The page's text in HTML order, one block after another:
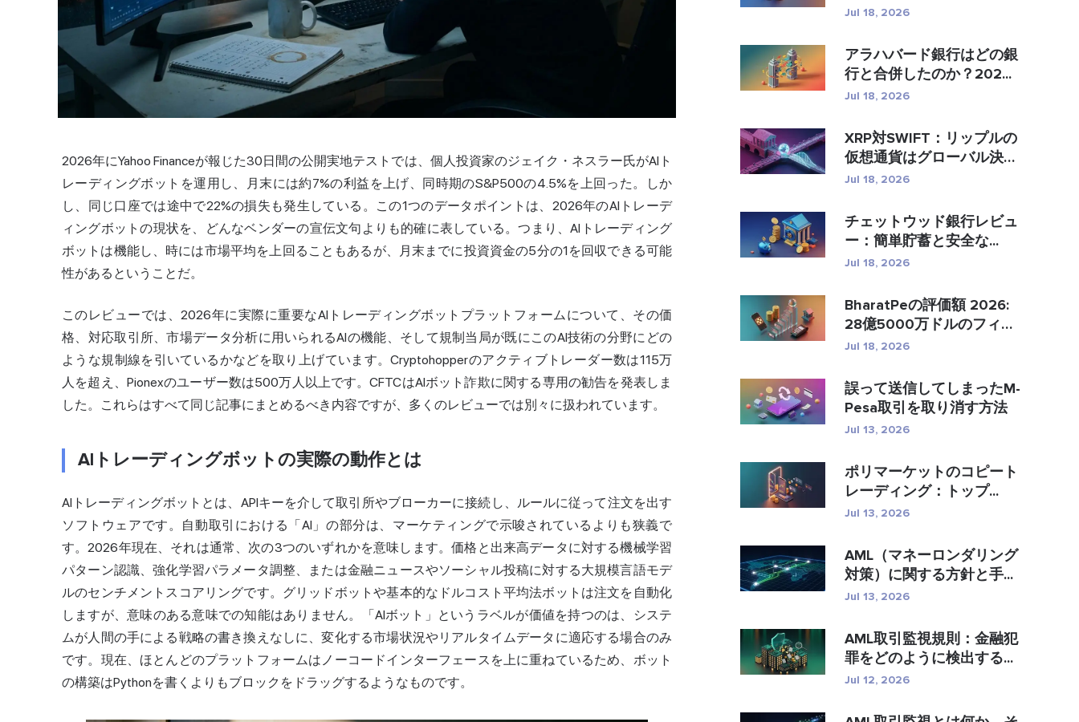
2026年にYahoo Financeが報じた30日間の公開実地テストでは、個人投資家のジェイク・ネスラー氏がAIト
レーディングボット を運用し、月末には約7%の利益を上げ、同時期のS&P500の4.5%を上回った。しか
し、同じ口座では途中で22%の損失も発生している。この1つのデータポイントは、2026年のAIトレーデ
ィングボットの現状を、どんなベンダーの宣伝文句よりも的確に表している。つまり、AIトレーディング
ボットは機能し、時には市場平均を上回ることもあるが、月末までに投資資金の5分の1を回収できる可能
性があるということだ。
このレビューでは、2026年に実際に重要なAIトレーディングボットプラットフォームについて、その価
格、対応取引所、市場データ分析に用いられるAIの機能、そして規制当局が既にこのAI技術の分野にどの
ような規制線を引いているかなどを取り上げています。Cryptohopperのアクティブ トレーダー数は115万
人を超え、Pionexのユーザー数は500万人以上です。CFTCはAIボット詐欺に関する専用の勧告を発表しま
した。これらはすべて同じ記事にまとめるべき内容ですが、多くのレビューでは別々に扱われています。
AIトレーディングボットの実際の動作とは
AIトレーディングボットとは、APIキーを介して取引所やブローカーに接続し、ルールに従って注文を出す
ソフトウェアです。自動取引における「AI」の部分は、マーケティングで示唆されているよりも狭義で
す。2026年現在、それは通常、次の3つのいずれかを意味します。価格と出来高データに対する機械学習
パターン認識、強化学習パラメータ調整、または金融ニュースやソーシャル投稿に対する大規模言語モデ
ルのセンチメントスコアリングです。グリッドボットや基本的なドルコスト平均法ボットは注文を自動化
しますが、意味のある意味での知能はありません。「AIボット」というラベルが価値を持つのは、システ
ムが人間の手による戦略の書き換えなしに、変化する市場状況やリアルタイムデータに適応する場合のみ
です。現在、ほとんどのプラットフォームはノーコードインターフェースを上に重ねているため、ボット
の構築はPythonを書くよりもブロックをドラッグするようなものです。
�...
Jul 18, 2026
アラハバード銀行はどの銀
行と合併したのか？202...
Jul 18, 2026
XRP対SWIFT：リップルの
仮想通貨はグローバル決済
�...
Jul 18, 2026
チェットウッド銀行レビュ
ー：簡単貯蓄と安全な...
Jul 18, 2026
BharatPeの評価額 2026:
28億5000万ドルのフィン
テック...
Jul 18, 2026
誤って送信してしまったM-
Pesa取引を取り消す方法
Jul 13, 2026
ポリマーケットのコピート
レーディング：トップ...
Jul 13, 2026
AML（マネーロンダリング
対策）に関する方針と手...
Jul 13, 2026
AML取引監視規則：金融犯
罪をどのように検出する...
Jul 12, 2026